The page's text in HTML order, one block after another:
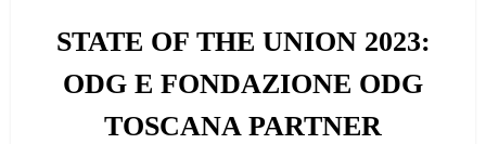
STATE OF THE UNION 2023:
ODG E FONDAZIONE ODG
TOSCANA PARTNER